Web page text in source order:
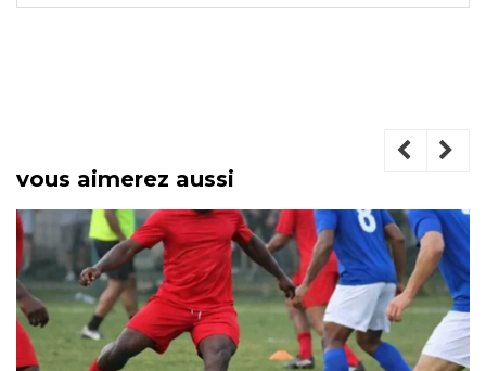
vous aimerez aussi